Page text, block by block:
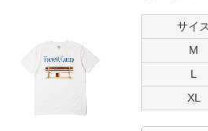
サイ
M
L
XL